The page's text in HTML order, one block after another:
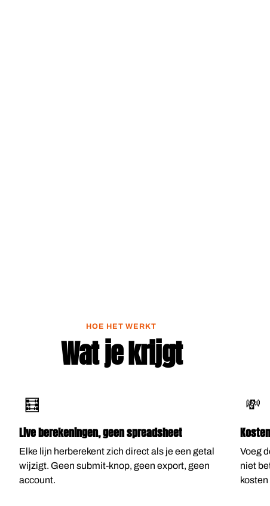
HOE HET WERKT
Wat je krijgt
🧮
Live berekeningen, geen spreadsheet
Elke lijn herberekent zich direct als je een getal
wijzigt. Geen submit-knop, geen export, geen
account.
💸
Voeg
niet